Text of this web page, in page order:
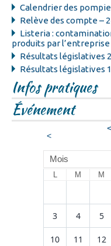
Calendrier des
Relève des compte –
Listeria :
produits par l’entreprise
Résultats législatives
Résultats législatives
Infos pratiques
Événement
<
Mois
L M M
3 4 5
10 11 12